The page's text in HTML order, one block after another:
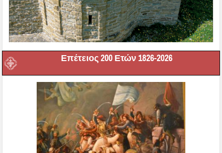
Επέτειος 200 Ετών 1826-2026